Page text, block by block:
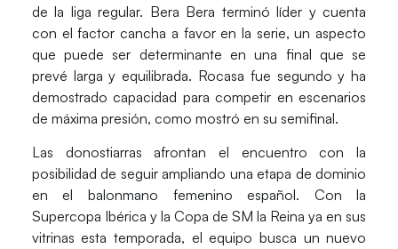
de la liga regular. Bera Bera terminó líder y cuenta
con el factor cancha a favor en la serie, un aspecto
que puede ser determinante en una final que se
prevé larga y equilibrada. Rocasa fue segundo y ha
demostrado capacidad para competir en escenarios
de máxima presión, como mostró en su semifinal.
Las donostiarras afrontan el encuentro con la
posibilidad de seguir ampliando una etapa de dominio
en el balonmano femenino español. Con la
Supercopa Ibérica y la Copa de SM la Reina ya en sus
vitrinas esta temporada, el equipo busca un nuevo